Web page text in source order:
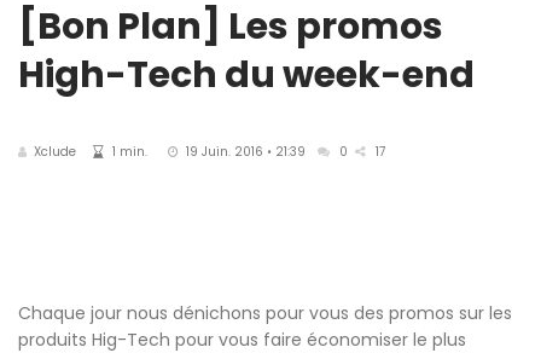
[Bon Plan] Les promos
High-Tech du week-end
Xclude 1 min. 19 Juin. 2016 • 21:39 0 17
Chaque jour nous dénichons pour vous des promos sur les
produits Hig-Tech pour vous faire économiser le plus